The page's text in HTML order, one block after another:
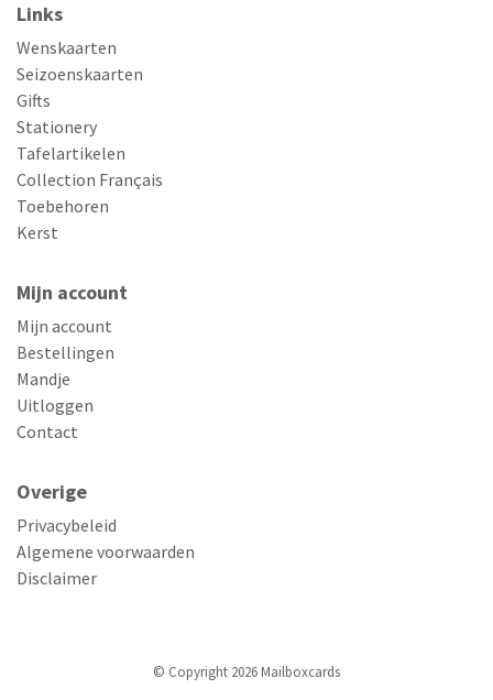
Links
Wenskaarten
Seizoenskaarten
Gifts
Stationery
Tafelartikelen
Collection Français
Toebehoren
Kerst
Mijn account
Mijn account
Bestellingen
Mandje
Uitloggen
Contact
Overige
Privacybeleid
Algemene voorwaarden
Disclaimer
© Copyright 2026 Mailboxcards